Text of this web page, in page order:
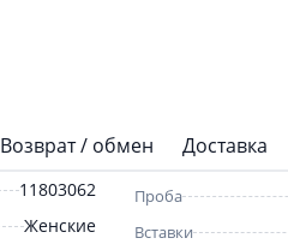
Возврат / обмен Доставка
11803062
Женские
Проба
Вставки